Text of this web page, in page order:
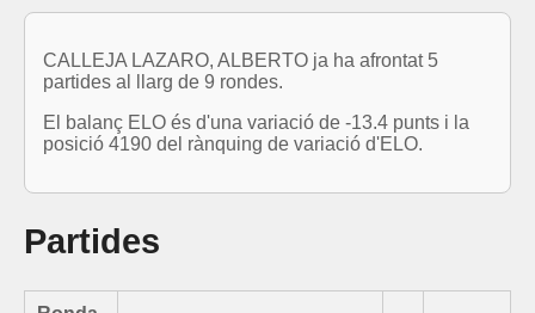
CALLEJA LAZARO, ALBERTO ja ha afrontat 5
partides al llarg de 9 rondes.
El balanç ELO és d'una variació de -13.4 punts i la
posició 4190 del rànquing de variació d'ELO.
Partides